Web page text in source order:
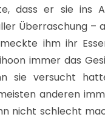
dass er sie ins
Überraschung –
ihm ihr
immer das
sie versucht
anderen
nicht schlecht